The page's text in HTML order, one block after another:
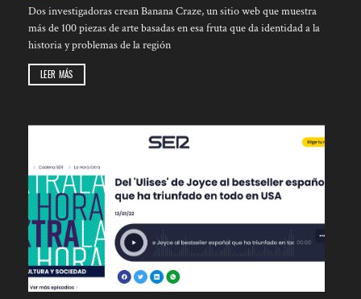
Dos investigadoras crean Banana Craze, un sitio web que muestra
más de 100 piezas de arte basadas en esa fruta que da identidad a la
historia y problemas de la región
LEER MÁS